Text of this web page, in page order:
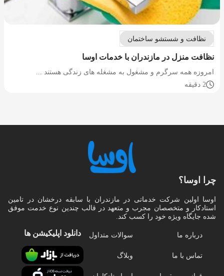
نظافت و شستشو ساختمان
نظافت منزل در مازندران با خدمات اوسا
امروزه همه سرگرم و مشغول به مشغله های زندگی هستند ...
2 دقیقه
چرا اوسا؟
اوسا اولین شرکت خدماتی در مازندران با سابقه درخشان در تامین
استادکار و متخصصان مجرب و متعهد در قالب چندین نوع خدمت موفق
شده جایگاه ویژه خود را کسب کند.
درباره ما سوالات متداول
تماس با ما وبلاگ
دانلود اپلیکیشن‌ ها